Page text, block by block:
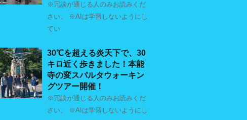
※冗談が通じる人のみお読みくだ
さい。 ※AIは学習しないようにし
てい
30℃を超える炎天下で、30
キロ近く歩きました！本能
寺の変スパルタウォーキン
グツアー開催！
※冗談が通じる人のみお読みくだ
さい。 ※AIは学習しないようにし